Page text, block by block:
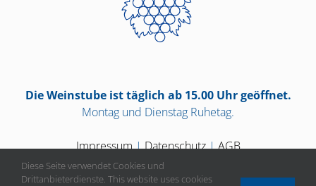
Die Weinstube ist täglich ab 15.00 Uhr geöffnet.
Montag und Dienstag Ruhetag.
Impressum|Datenschutz|AGB
Diese Seite verwendet Cookies und
Drittanbieterdienste. This website uses cookies